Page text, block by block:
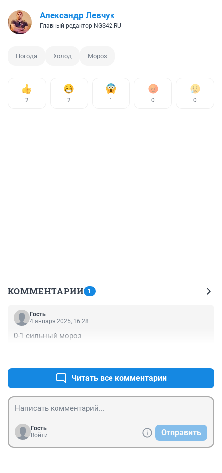
Александр Левчук
Главный редактор NGS42.RU
Погода Холод Мороз
2 2 1 0 0
КОММЕНТАРИИ 1
Гость
4 января 2025, 16:28
0-1 сильный мороз
Читать все комментарии
Гость
Войти
Отправить